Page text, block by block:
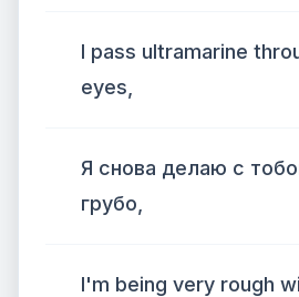
I pass ultramarine
eyes,
Я снова делаю с
грубо,
I'm being very rough